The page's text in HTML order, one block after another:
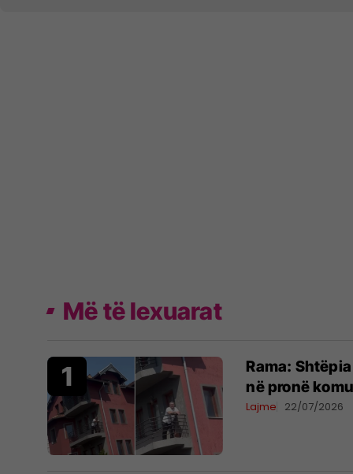
Më të lexuarat
Rama:
në pronë
Lajme 22/07/2026